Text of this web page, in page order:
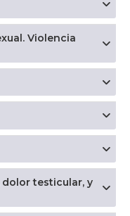
Violencia
dolor testicular, y